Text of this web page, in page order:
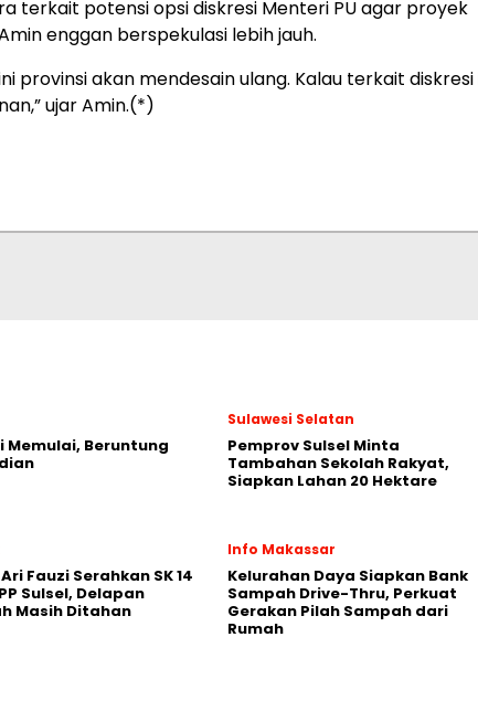
terkait potensi opsi diskresi Menteri PU agar proyek
enggan berspekulasi lebih jauh.
provinsi akan mendesain ulang. Kalau terkait
ujar Amin.(*)
Memulai, Beruntung
Sulawesi Selatan
Pemprov Sulsel Minta
Tambahan Sekolah Rakyat,
Siapkan Lahan 20 Hektare
Fauzi Serahkan SK 14
Sulsel, Delapan
Masih Ditahan
Info Makassar
Kelurahan Daya Siapkan Bank
Sampah Drive-Thru, Perkuat
Gerakan Pilah Sampah dari
Rumah